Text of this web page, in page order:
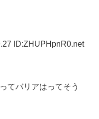
ID:ZHUPHpnR0.net
てバリアはってそう